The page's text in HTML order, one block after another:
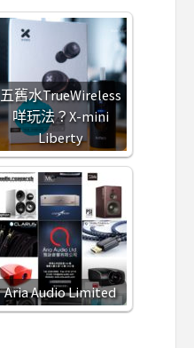
五舊水TrueWireless
咩玩法？X-mini
Liberty
Aria Audio Limited